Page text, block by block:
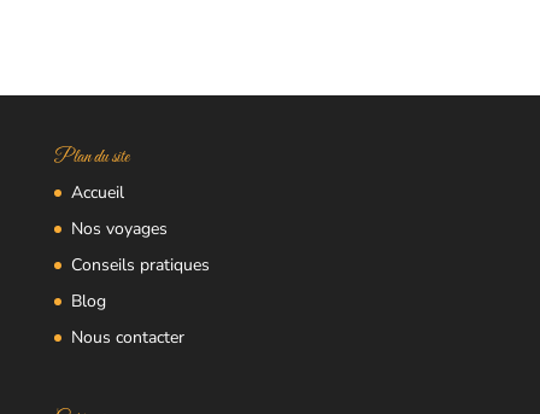
Plan du site
Accueil
Nos voyages
Conseils pratiques
Blog
Nous contacter